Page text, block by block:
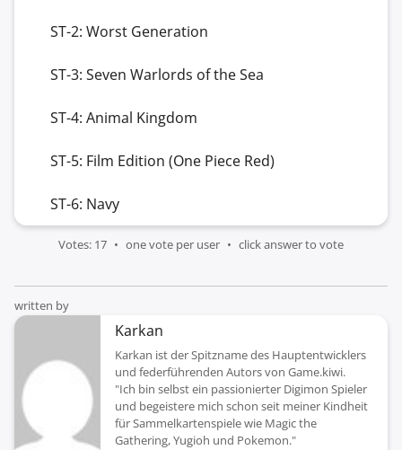
ST-2: Worst Generation
ST-3: Seven Warlords of the Sea
ST-4: Animal Kingdom
ST-5: Film Edition (One Piece Red)
ST-6: Navy
Votes: 17 one vote per user click answer to vote
written by
Karkan
Karkan ist der Spitzname des Hauptentwicklers
und federführenden Autors von Game.kiwi.
"Ich bin selbst ein passionierter Digimon Spieler
und begeistere mich schon seit meiner Kindheit
für Sammelkartenspiele wie Magic the
Gathering, Yugioh und Pokemon."